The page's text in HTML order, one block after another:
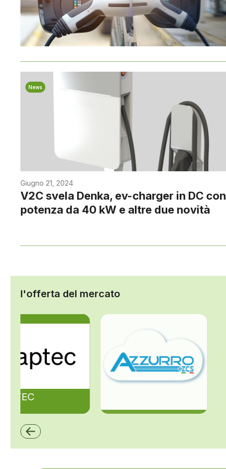
News
Giugno 21, 2024
V2C svela Denka, ev-charger in DC con
potenza da 40 kW e altre due novità
l'offerta del mercato
ZCS Azzurro